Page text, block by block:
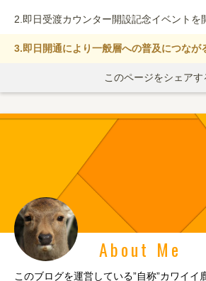
About Me
このブログを運営している”自称”カワイイ
2. 即日受渡カウンター開設記念イベントを
3.即日開通により一般層への普及につなが
このページをシェアす